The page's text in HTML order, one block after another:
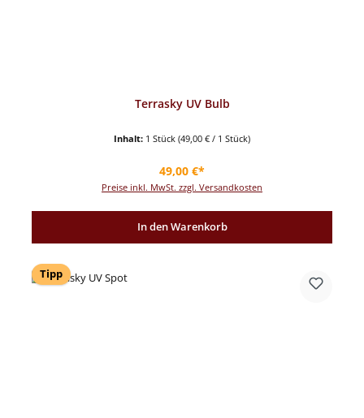
Terrasky UV Bulb
Inhalt: 1 Stück (49,00 € / 1 Stück)
Regulärer Preis:
49,00 €*
Preise inkl. MwSt. zzgl. Versandkosten
In den Warenkorb
Tipp